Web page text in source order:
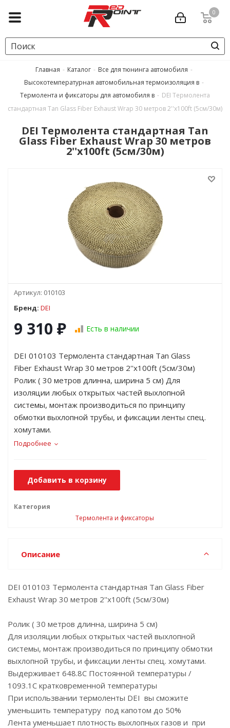
0
Главная - Каталог - Все для тюнинга автомобиля -
Высокотемпературная автомобильная термоизоляция в -
Термолента и фиксаторы для автомобиля в - DEI Термолента
стандартная Tan Glass Fiber Exhaust Wrap 30 метров 2''x100ft (5см/30м)
DEI Термолента стандартная Tan
Glass Fiber Exhaust Wrap 30 метров
2''x100ft (5см/30м)
Артикул: 010103
Бренд: DEI
9 310 ₽ Есть в наличии
DEI 010103 Термолента стандартная Tan Glass
Fiber Exhaust Wrap 30 метров 2''x100ft (5см/30м)
Ролик ( 30 метров длинна, ширина 5 см) Для
изоляции любых открытых частей выхлопной
системы, монтаж производиться по принципу
обмотки выхлопной трубы, и фиксации ленты спец.
хомутами.
Подробнее
Добавить в корзину
Категория
Термолента и фиксаторы
Описание
DEI 010103 Термолента стандартная Tan Glass Fiber
Exhaust Wrap 30 метров 2''x100ft (5см/30м)
Ролик ( 30 метров длинна, ширина 5 см)
Для изоляции любых открытых частей выхлопной
системы, монтаж производиться по принципу обмотки
выхлопной трубы, и фиксации ленты спец. хомутами.
Выдерживает 648.8C Постоянной температуры /
1093.1C кратковременной температуры
При использвании термоленты DEI вы сможите
уменьшить температуру под капотом до 50%
Лента уменьшает плотность выхлопных газов и при